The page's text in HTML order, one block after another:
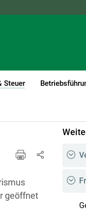
Steuer
(current)1
geöffnet